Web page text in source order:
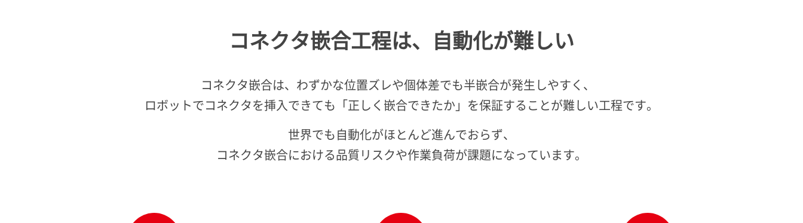
コネクタ嵌合工程は、 自動化が難しい
コネクタ嵌合は、わずかな位置ズレや個体差でも半嵌合が発生しやすく、
ロボットでコネクタを挿入できても「正しく嵌合できたか」を保証することが難しい工程です。
世界でも自動化がほとんど進んでおらず、
コネクタ嵌合における品質リスクや作業負荷が課題になっています。